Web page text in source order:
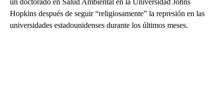
un doctorado en Salud Ambiental en la Universidad Johns
Hopkins después de seguir “religiosamente” la represión en las
universidades estadounidenses durante los últimos meses.